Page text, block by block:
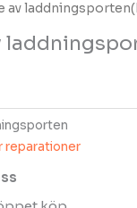
av
reparationer